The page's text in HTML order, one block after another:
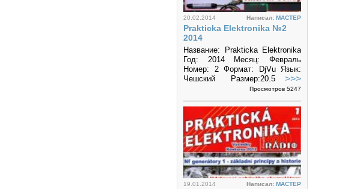
20.02.2014 Написал: MACTEP
Prakticka Elektronika №2
2014
Название: Prakticka Elektronika
Год: 2014 Месяц: Февраль
Номер: 2 Формат: DjVu Язык:
Чешский Размер:20.5 Мб
Популярный журнал чешских
>>>
Просмотров 5247
19.01.2014 Написал: MACTEP